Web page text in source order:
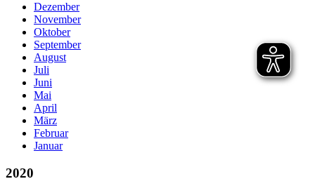
Dezember
November
Oktober
September
August
Juli
Juni
Mai
April
März
Februar
Januar
2020